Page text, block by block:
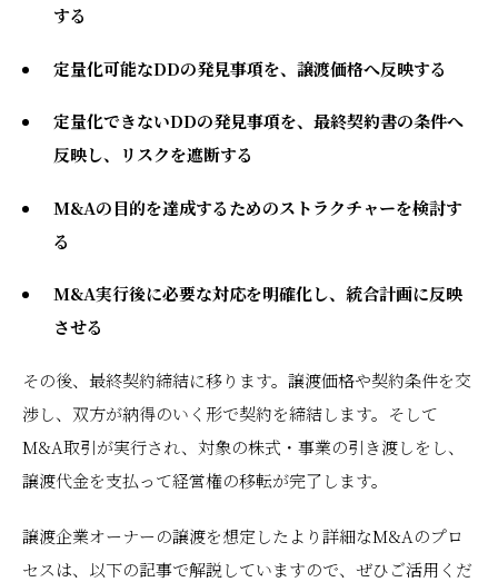
する
定量化可能なDDの発見事項を、譲渡価格へ反映する
定量化できないDDの発見事項を、最終契約書の条件へ
反映し、リスクを遮断する
M&Aの目的を達成するためのストラクチャーを検討す
る
M&A実行後に必要な対応を明確化し、統合計画に反映
させる
その後、最終契約締結に移ります。譲渡価格や契約条件を交
渉し、双方が納得のいく形で契約を締結します。そして
M&A取引が実行され、対象の株式・事業の引き渡しをし、
譲渡代金を支払って経営権の移転が完了します。
譲渡企業オーナーの譲渡を想定したより詳細なM&Aのプロ
セスは、以下の記事で解説していますので、ぜひご活用くだ